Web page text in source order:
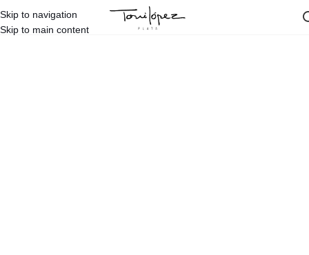
Skip to navigation
Skip to main content